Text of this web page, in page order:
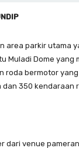
area parkir utama
Muladi Dome yang
roda bermotor
350 kendaraan
dari venue